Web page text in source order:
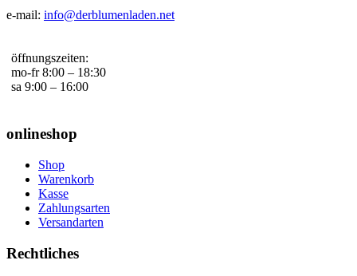
e-mail: info@derblumenladen.net
öffnungszeiten:
mo-fr 8:00 – 18:30
sa 9:00 – 16:00
onlineshop
Shop
Warenkorb
Kasse
Zahlungsarten
Versandarten
Rechtliches